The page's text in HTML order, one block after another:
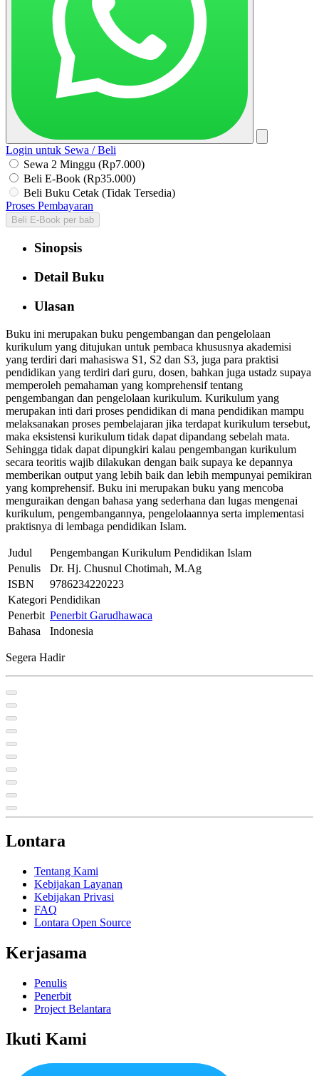
Login untuk Sewa / Beli
Sewa 2 Minggu (Rp7.000)
Beli E-Book (Rp35.000)
Beli Buku Cetak (Tidak Tersedia)
Proses Pembayaran
Beli E-Book per bab
Sinopsis
Detail Buku
Ulasan
Buku ini merupakan buku pengembangan dan pengelolaan
kurikulum yang ditujukan untuk pembaca khususnya akademisi
yang terdiri dari mahasiswa S1, S2 dan S3, juga para praktisi
pendidikan yang terdiri dari guru, dosen, bahkan juga ustadz supaya
memperoleh pemahaman yang komprehensif tentang
pengembangan dan pengelolaan kurikulum. Kurikulum yang
merupakan inti dari proses pendidikan di mana pendidikan mampu
melaksanakan proses pembelajaran jika terdapat kurikulum tersebut,
maka eksistensi kurikulum tidak dapat dipandang sebelah mata.
Sehingga tidak dapat dipungkiri kalau pengembangan kurikulum
secara teoritis wajib dilakukan dengan baik supaya ke depannya
memberikan output yang lebih baik dan lebih mempunyai pemikiran
yang komprehensif. Buku ini merupakan buku yang mencoba
menguraikan dengan bahasa yang sederhana dan lugas mengenai
kurikulum, pengembangannya, pengelolaannya serta implementasi
praktisnya di lembaga pendidikan Islam.
Judul
Pengembangan Kurikulum Pendidikan Islam
Penulis
Dr. Hj. Chusnul Chotimah, M.Ag
ISBN
9786234220223
Kategori Pendidikan
Penerbit Penerbit Garudhawaca
Bahasa
Indonesia
Segera Hadir
Lontara
Tentang Kami
Kebijakan Layanan
Kebijakan Privasi
FAQ
Lontara Open Source
Kerjasama
Penulis
Penerbit
Project Belantara
Ikuti Kami